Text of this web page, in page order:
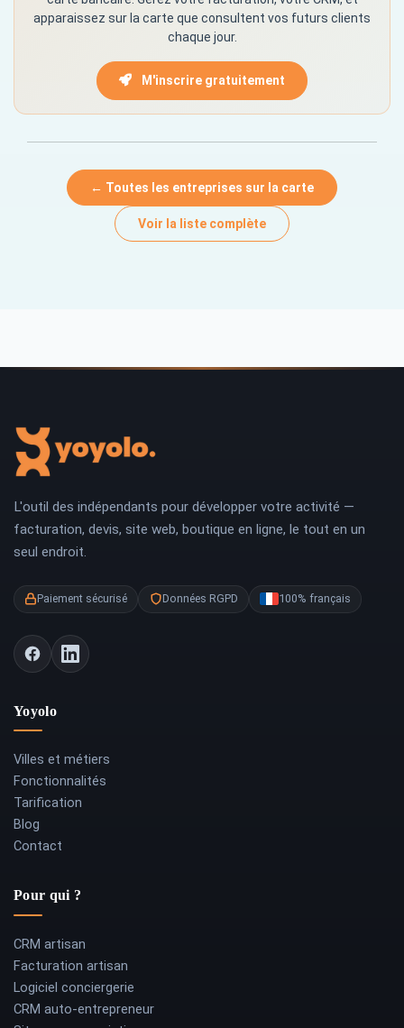
apparaissez sur la carte que consultent vos futurs clients
chaque jour.
M'inscrire gratuitement
← Toutes les entreprises sur la carte
Voir la liste complète
L'outil des indépendants pour développer votre activité —
facturation, devis, site web, boutique en ligne, le tout en un
seul endroit.
Paiement sécurisé Données RGPD 100% français
Yoyolo
Villes et métiers
Fonctionnalités
Tarification
Blog
Contact
Pour qui ?
CRM artisan
Facturation artisan
Logiciel conciergerie
CRM auto-entrepreneur